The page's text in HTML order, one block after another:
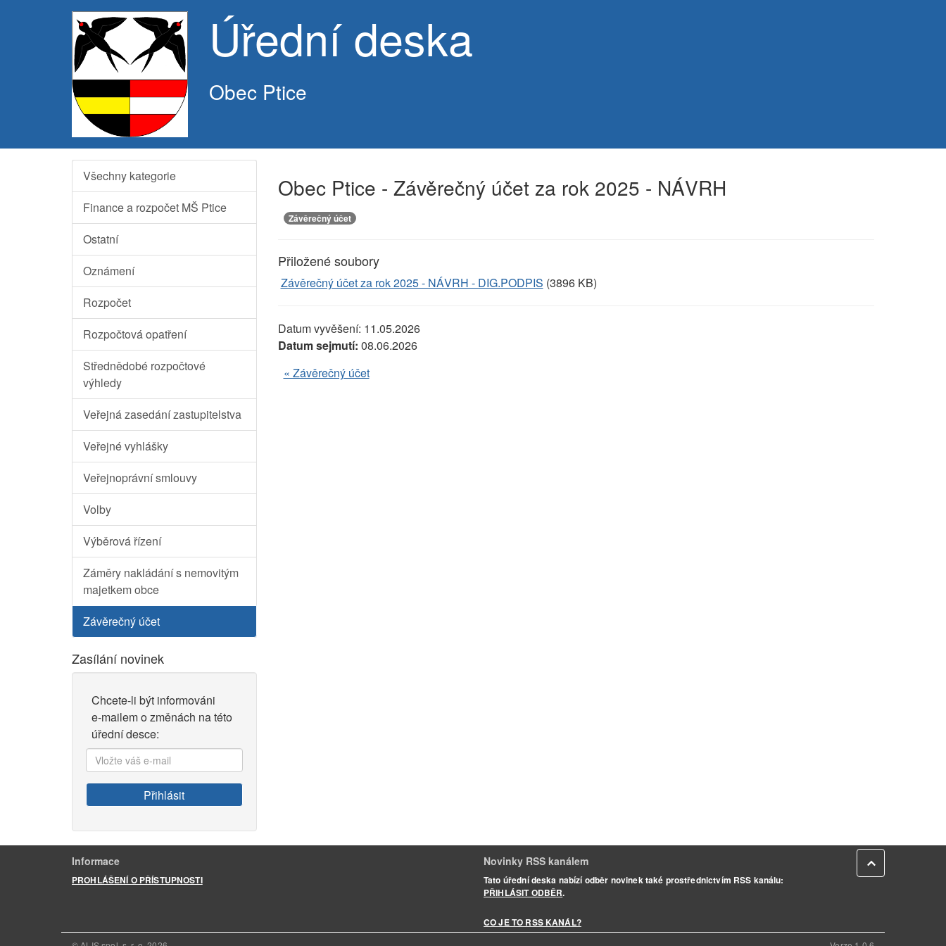
Úřední deska
Obec Ptice
Všechny kategorie
Finance a rozpočet MŠ Ptice
Ostatní
Oznámení
Rozpočet
Rozpočtová opatření
Střednědobé rozpočtové
výhledy
Veřejná zasedání zastupitelstva
Veřejné vyhlášky
Veřejnoprávní smlouvy
Volby
Výběrová řízení
Záměry nakládání s nemovitým
majetkem obce
Závěrečný účet
Zasílání novinek
Chcete-li být informováni
e-mailem o změnách na této
úřední desce:
Vložte
váš
e-
mail:
Přihlásit
Obec Ptice - Závěrečný účet za rok 2025 - NÁVRH
Závěrečný účet
Přiložené soubory
Závěrečný účet za rok 2025 - NÁVRH - DIG.PODPIS (3896 KB)
Datum vyvěšení: 11.05.2026
Datum sejmutí: 08.06.2026
« Závěrečný účet
Informace
PROHLÁŠENÍ O PŘÍSTUPNOSTI
Novinky RSS kanálem
Tato úřední deska nabízí odběr novinek také prostřednictvím RSS kanálu:
PŘIHLÁSIT ODBĚR.
CO JE TO RSS KANÁL?
Zpět na začátek